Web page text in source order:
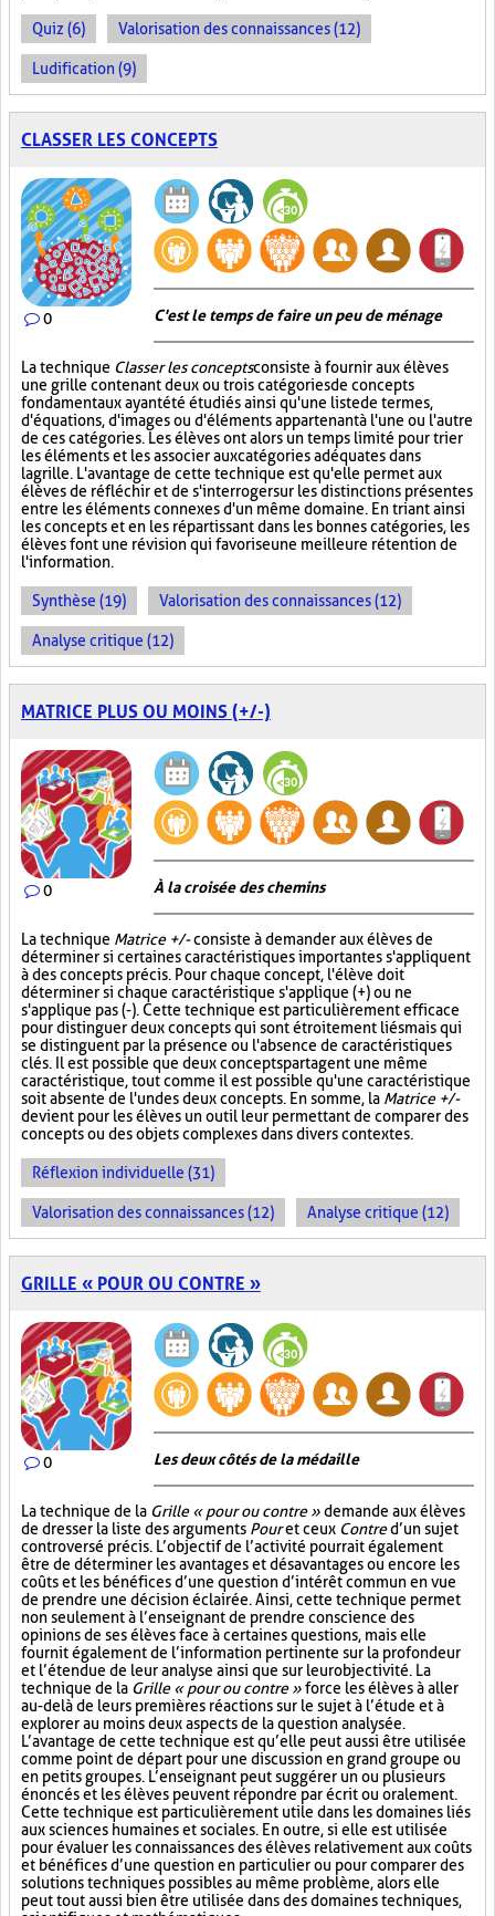
Quiz (6) Valorisation des connaissances (12)
Ludification (9)
CLASSER LES CONCEPTS
0 C'est le temps de faire un peu de ménage
La technique Classer les conceptsconsiste à fournir aux élèves
une grille contenant deux ou trois catégories de concepts
fondamentaux ayant été étudiés ainsi qu'une liste de termes,
d'équations, d'images ou d'éléments appartenant à l'une ou l'autre
de ces catégories. Les élèves ont alors un temps limité pour trier
les éléments et les associer aux catégories adéquates dans
la grille. L'avantage de cette technique est qu'elle permet aux
élèves de réfléchir et de s'interroger sur les distinctions présentes
entre les éléments connexes d'un même domaine. En triant ainsi
les concepts et en les répartissant dans les bonnes catégories, les
élèves font une révision qui favorise une meilleure rétention de
l'information.
Synthèse (19) Valorisation des connaissances (12)
Analyse critique (12)
MATRICE PLUS OU MOINS (+/-)
0 À la croisée des chemins
La technique Matrice +/-consiste à demander aux élèves de
déterminer si certaines caractéristiques importantes s'appliquent
à des concepts précis. Pour chaque concept, l'élève doit
déterminer si chaque caractéristique s'applique (+) ou ne
s'applique pas (-). Cette technique est particulièrement efficace
pour distinguer deux concepts qui sont étroitement liés mais qui
se distinguent par la présence ou l'absence de caractéristiques
clés. Il est possible que deux concepts partagent une même
caractéristique, tout comme il est possible qu'une caractéristique
soit absente de l'un des deux concepts. En somme, la Matrice +/-
devient pour les élèves un outil leur permettant de comparer des
concepts ou des objets complexes dans divers contextes.
Réflexion individuelle (31)
Valorisation des connaissances (12) Analyse critique (12)
GRILLE « POUR OU CONTRE »
0 Les deux côtés de la médaille
La technique de la Grille « pour ou contre »demande aux élèves
de dresser la liste des arguments Pouret ceux Contred’un sujet
controversé précis. L’objectif de l’activité pourrait également
être de déterminer les avantages et désavantages ou encore les
coûts et les bénéfices d’une question d’intérêt commun en vue
de prendre une décision éclairée. Ainsi, cette technique permet
non seulement à l’enseignant de prendre conscience des
opinions de ses élèves face à certaines questions, mais elle
fournit également de l’information pertinente sur la profondeur
et l’étendue de leur analyse ainsi que sur leur objectivité. La
technique de la Grille « pour ou contre »force les élèves à aller
au-delà de leurs premières réactions sur le sujet à l’étude et à
explorer au moins deux aspects de la question analysée.
L’avantage de cette technique est qu’elle peut aussi être utilisée
comme point de départ pour une discussion en grand groupe ou
en petits groupes. L’enseignant peut suggérer un ou plusieurs
énoncés et les élèves peuvent répondre par écrit ou oralement.
Cette technique est particulièrement utile dans les domaines liés
aux sciences humaines et sociales. En outre, si elle est utilisée
pour évaluer les connaissances des élèves relativement aux coûts
et bénéfices d’une question en particulier ou pour comparer des
solutions techniques possibles au même problème, alors elle
peut tout aussi bien être utilisée dans des domaines techniques,